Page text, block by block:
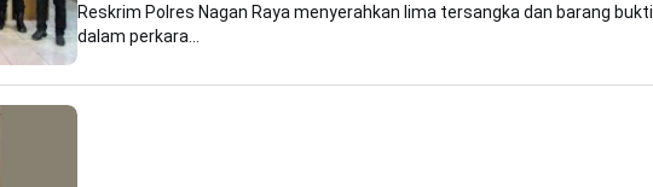
Reskrim Polres Nagan Raya menyerahkan lima tersangka dan barang bukti
dalam perkara...